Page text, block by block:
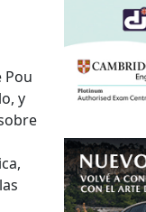
Pou
y